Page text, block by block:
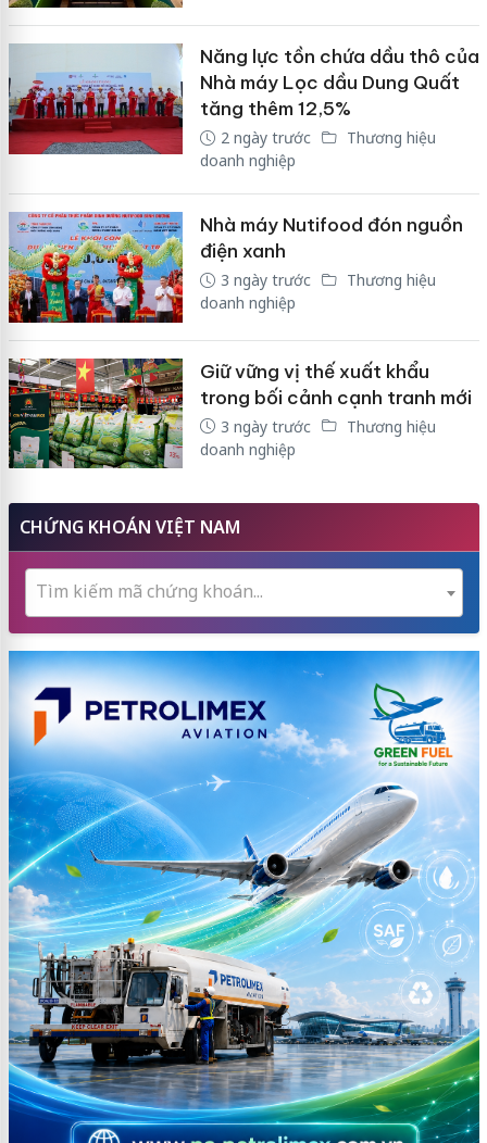
Năng lực tồn chứa dầu thô của
Nhà máy Lọc dầu Dung Quất
tăng thêm 12,5%
2 ngày trước
Thương hiệu
doanh nghiệp
Nhà máy Nutifood đón nguồn
điện xanh
3 ngày trước
Thương hiệu
doanh nghiệp
Giữ vững vị thế xuất khẩu
trong bối cảnh cạnh tranh mới
3 ngày trước
Thương hiệu
doanh nghiệp
CHỨNG KHOÁN VIỆT NAM
Tìm kiếm mã chứng khoán...